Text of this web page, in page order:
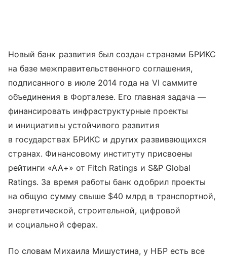
Новый банк развития был создан странами БРИКС
на базе межправительственного соглашения,
подписанного в июле 2014 года на VI саммите
объединения в Форталезе. Его главная задача —
финансировать инфраструктурные проекты
и инициативы устойчивого развития
в государствах БРИКС и других развивающихся
странах. Финансовому институту присвоены
рейтинги «АА+» от Fitch Ratings и S&P Global
Ratings. За время работы банк одобрил проекты
на общую сумму свыше $40 млрд в транспортной,
энергетической, строительной, цифровой
и социальной сферах.
По словам Михаила Мишустина, у НБР есть все